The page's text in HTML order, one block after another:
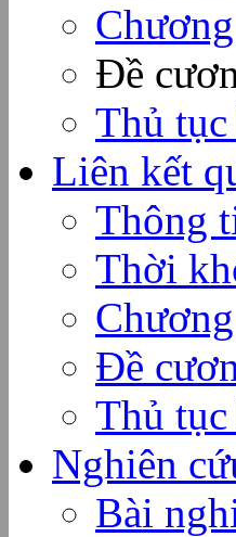
Đề
Thủ tục
Liên kết
Thông
Thời
Đề
Thủ tục
Nghiên
Bài